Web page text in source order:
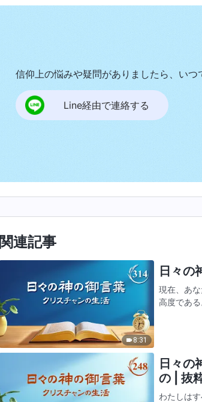
信仰上の悩みや疑問がありましたら、いつ
Line経由で連絡する
関連記事
8:31
日々の
現在、あ
高度であ
日々の
の | 抜
わたしは